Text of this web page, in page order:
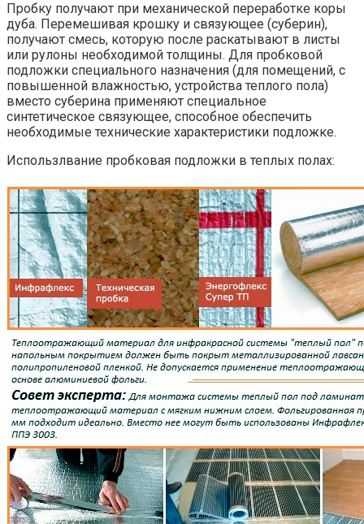
Пробку получают при механической переработке коры
дуба. Перемешивая крошку и связующее (суберин),
получают смесь, которую после раскатывают в листы
или рулоны необходимой толщины. Для пробковой
подложки специального назначения (для помещений, с
повышенной влажностью, устройства теплого пола)
вместо суберина применяют специальное
синтетическое связующее, способное обеспечить
необходимые технические характеристики подложке.
Использлвание пробковая подложки в теплых полах: